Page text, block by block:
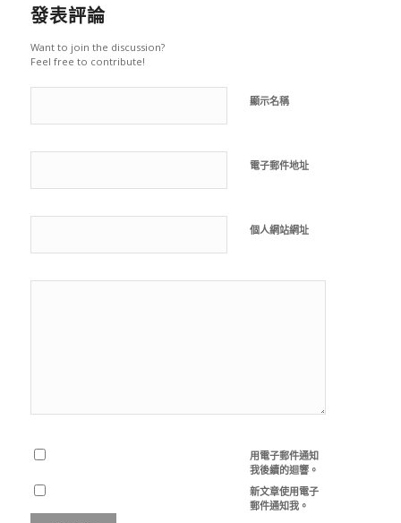
發表評論
Want to join the discussion?
Feel free to contribute!
顯示名稱
電子郵件地址
個人網站網址
用電子郵件通知
我後續的迴響。
新文章使用電子
郵件通知我。